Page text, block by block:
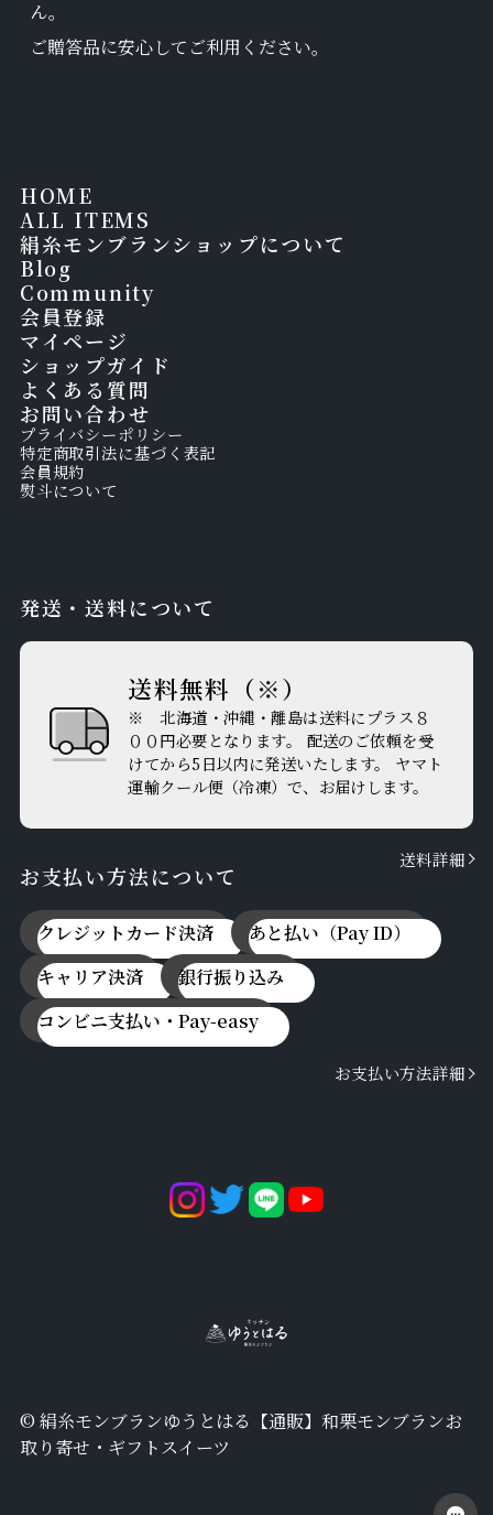
ん。
ご贈答品に安心してご利用ください。
HOME
ALL ITEMS
絹糸モンブランショップについて
Blog
Community
会員登録
マイページ
ショップガイド
よくある質問
お問い合わせ
プライバシーポリシー
特定商取引法に基づく表記
会員規約
熨斗について
発送・送料について
送料無料（※）
※ 北海道・沖縄・離島は送料にプラス８
００円必要となります。 配送のご依頼を受
けてから5日以内に発送いたします。 ヤマト
運輸クール便（冷凍）で、お届けします。
送料詳細
お支払い方法について
クレジットカード決済
あと払い（Pay ID）
キャリア決済
銀行振り込み
コンビニ支払い・Pay-easy
お支払い方法詳細
©︎ 絹糸モンブランゆうとはる【通販】和栗モンブランお
取り寄せ・ギフトスイーツ